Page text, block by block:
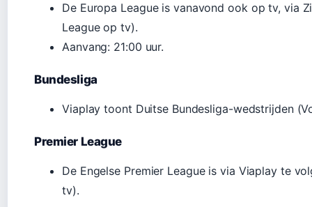
De Europa League is vanavond ook op tv, via
League op tv).
Aanvang: 21:00 uur.
Bundesliga
Viaplay toont Duitse Bundesliga-wedstrijden
Premier League
De Engelse Premier League is via Viaplay te
tv).